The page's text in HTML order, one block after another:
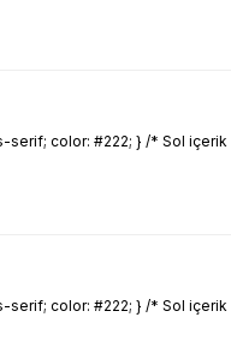
color: #222; } /* Sol
color: #222; } /* Sol